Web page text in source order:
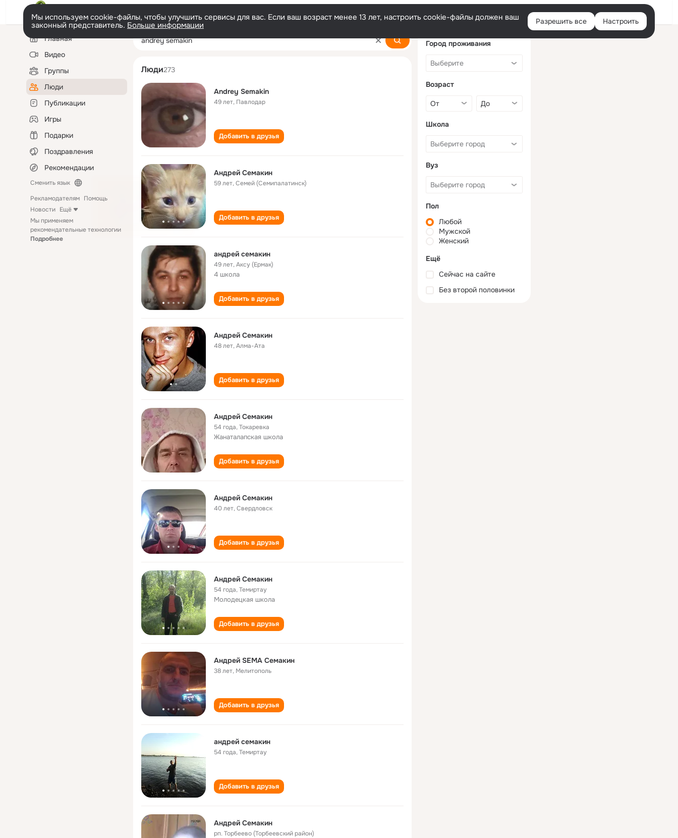
Войти
Мы используем cookie-файлы, чтобы улучшить сервисы для вас. Если ваш возраст менее 13 лет, настроить cookie-файлы должен ваш
законный представитель. Больше информации Разрешить все Настроить
Левая
колонкаГлавная
Видео
Группы
Люди
Публикации
Игры
Подарки
Поздравления
Рекомендации
Сменить язык
Рекламодателям Помощь
Новости Ещё
Мы применяем
рекомендательные технологии
Подробнее
andrey semakin
Люди273
Andrey Semakin
49 лет, Павлодар
Добавить в друзья
Андрей Семакин
59 лет,Семей (Семипалатинск)
Добавить в друзья
андрей семакин
49 лет,Аксу (Ермак)
4 школа
Добавить в друзья
Андрей Семакин
48 лет,Алма-Ата
Добавить в друзья
Андрей Семакин
54 года,Токаревка
Жанаталапская школа
Добавить в друзья
Андрей Семакин
40 лет,Свердловск
Добавить в друзья
Андрей Семакин
54 года,Темиртау
Молодецкая школа
Добавить в друзья
Андрей SEMA Семакин
38 лет, Мелитополь
Добавить в друзья
андрей семакин
54 года,Темиртау
Добавить в друзья
Андрей Семакин
рп. Торбеево (Торбеевский район)
Город проживания
Возраст
Школа
Вуз
Пол
Любой
Мужской
Женский
Ещё
Сейчас на сайте
Без второй половинки